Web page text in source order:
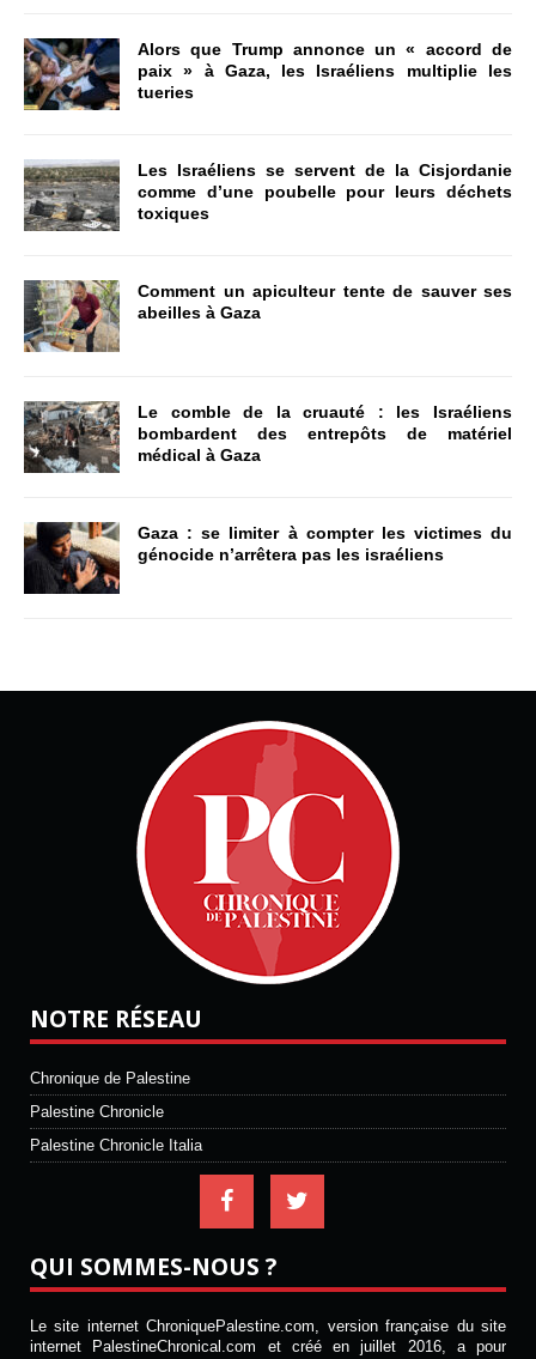
Alors que Trump annonce un « accord de
paix » à Gaza, les Israéliens multiplie les
tueries
Les Israéliens se servent de la Cisjordanie
comme d’une poubelle pour leurs déchets
toxiques
Comment un apiculteur tente de sauver ses
abeilles à Gaza
Le comble de la cruauté : les Israéliens
bombardent des entrepôts de matériel
médical à Gaza
Gaza : se limiter à compter les victimes du
génocide n’arrêtera pas les israéliens
NOTRE RÉSEAU
Chronique de Palestine
Palestine Chronicle
Palestine Chronicle Italia
QUI SOMMES-NOUS ?
Le site internet ChroniquePalestine.com, version française du site
internet PalestineChronical.com et créé en juillet 2016, a pour